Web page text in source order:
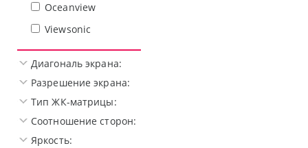
Oceanview
Viewsonic
Диагональ экрана:
Разрешение экрана:
Тип ЖК-матрицы:
Соотношение сторон:
Яркость: